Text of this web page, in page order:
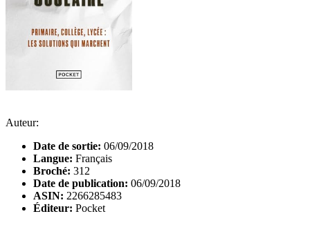
Auteur:
Date de sortie: 06/09/2018
Langue: Français
Broché: 312
Date de publication: 06/09/2018
ASIN: 2266285483
Éditeur: Pocket